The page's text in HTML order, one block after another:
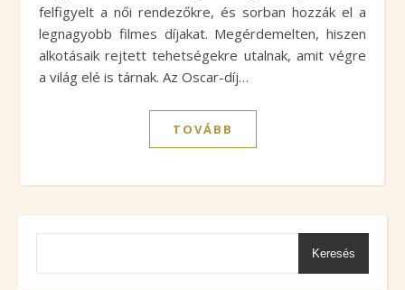
felfigyelt a női rendezőkre, és sorban hozzák el a
legnagyobb filmes díjakat. Megérdemelten, hiszen
alkotásaik rejtett tehetségekre utalnak, amit végre
a világ elé is tárnak. Az Oscar-díj…
TOVÁBB
Keresés